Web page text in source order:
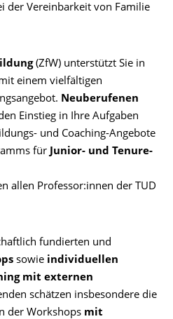
der Vereinbarkeit von Familie
(ZfW) unterstützt Sie in
einem vielfältigen
Neuberufenen
Einstieg in Ihre Aufgaben
und Coaching-Angebote
für Junior- und Tenure-
allen Professor:innen der TUD
fundierten und
sowie individuellen
mit externen
schätzen insbesondere die
der Workshops mit